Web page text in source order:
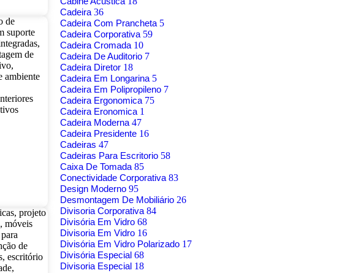
Cadeira 36
Cadeira Com Prancheta 5
Cadeira Corporativa 59
Cadeira Cromada 10
Cadeira De Auditorio 7
Cadeira Diretor 18
Cadeira Em Longarina 5
Cadeira Em Polipropileno 7
Cadeira Ergonomica 75
Cadeira Eronomica 1
Cadeira Moderna 47
Cadeira Presidente 16
Cadeiras 47
Cadeiras Para Escritorio 58
Caixa De Tomada 85
Conectividade Corporativa 83
Design Moderno 95
Desmontagem De Mobiliário 26
Divisoria Corporativa 84
Divisória Em Vidro 68
Divisoria Em Vidro 16
Divisória Em Vidro Polarizado 17
Divisória Especial 68
Divisoria Especial 18